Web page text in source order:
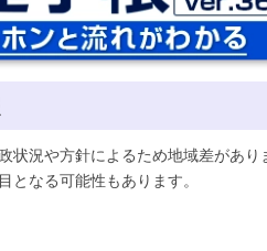
状況や方針によるため地域差があ
となる可能性もあります。